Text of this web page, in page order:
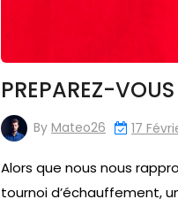
PREPAREZ-
By Mateo26 17
Alors que nous nous
tournoi d’échauffement,